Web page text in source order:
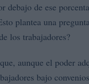
debajo de ese
plantea una
los trabajadores?
aunque el poder
bajo